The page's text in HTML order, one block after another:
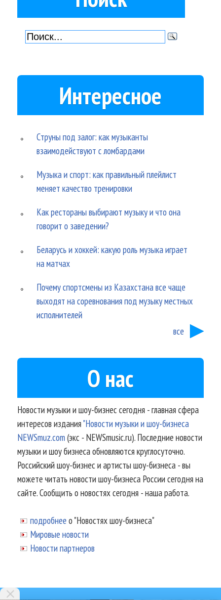
Интересное
Струны под залог: как музыканты
взаимодействуют с ломбардами
Музыка и спорт: как правильный плейлист
меняет качество тренировки
Как рестораны выбирают музыку и что она
говорит о заведении?
Беларусь и хоккей: какую роль музыка играет
на матчах
Почему спортсмены из Казахстана все чаще
выходят на соревнования под музыку местных
исполнителей
все
О нас
Новости музыки и шоу-бизнес сегодня - главная сфера
интересов издания"Новости музыки и шоу-бизнеса
NEWSmuz.com(экс - NEWSmusic.ru). Последние новости
музыки и шоу бизнеса обновляются круглосуточно.
Российский шоу-бизнес и артисты шоу-бизнеса - вы
можете читать новости шоу-бизнеса России сегодня на
сайте. Сообщить о новостях сегодня - наша работа.
подробнее о "Новостях шоу-бизнеса"
Мировые новости
Новости партнеров